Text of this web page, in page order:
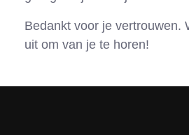
Bedankt voor je vertrouwen.
uit om van je te horen!